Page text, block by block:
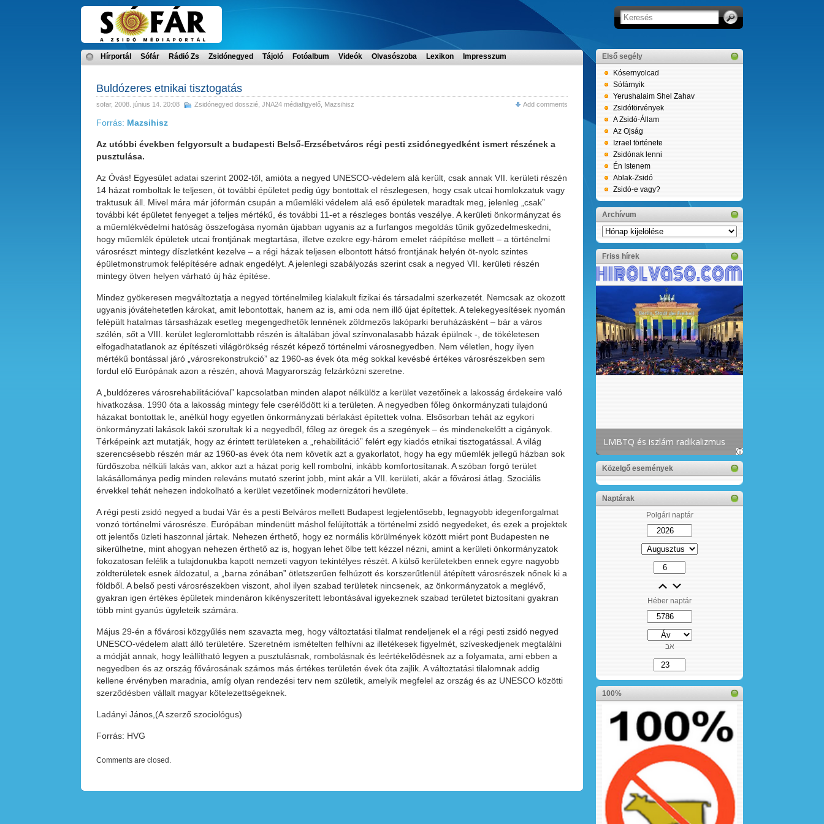
Hírportál Sófár Rádió Zs Zsidónegyed Tájoló Fotóalbum Videók Olvasószoba Lexikon Impresszum
Buldózeres etnikai tisztogatás
sofar, 2008. június 14. 20:08 Zsidónegyed dosszié JNA24 médiafigyelő Mazsihisz Add comments
Forrás: Mazsihisz
Az utóbbi években felgyorsult a budapesti Belső-Erzsébetváros régi pesti zsidónegyedként ismert részének a
pusztulása.
Az Óvás! Egyesület adatai szerint 2002-től, amióta a negyed UNESCO-védelem alá került, csak annak VII. kerületi részén
14 házat romboltak le teljesen, öt további épületet pedig úgy bontottak el részlegesen, hogy csak utcai homlokzatuk vagy
traktusuk áll. Mivel mára már jóformán csupán a műemléki védelem alá eső épületek maradtak meg, jelenleg „csak”
további két épületet fenyeget a teljes mértékű, és további 11-et a részleges bontás veszélye. A kerületi önkormányzat és
a műemlékvédelmi hatóság összefogása nyomán újabban ugyanis az a furfangos megoldás tűnik győzedelmeskedni,
hogy műemlék épületek utcai frontjának megtartása, illetve ezekre egy-három emelet ráépítése mellett – a történelmi
városrészt mintegy díszletként kezelve – a régi házak teljesen elbontott hátsó frontjának helyén öt-nyolc szintes
épületmonstrumok felépítésére adnak engedélyt. A jelenlegi szabályozás szerint csak a negyed VII. kerületi részén
mintegy ötven helyen várható új ház építése.
Mindez gyökeresen megváltoztatja a negyed történelmileg kialakult fizikai és társadalmi szerkezetét. Nemcsak az okozott
ugyanis jóvátehetetlen károkat, amit lebontottak, hanem az is, ami oda nem illő újat építettek. A telekegyesítések nyomán
felépült hatalmas társasházak esetleg megengedhetők lennének zöldmezős lakóparki beruházásként – bár a város
szélén, sőt a VIII. kerület legleromlottabb részén is általában jóval színvonalasabb házak épülnek -, de tökéletesen
elfogadhatatlanok az építészeti világörökség részét képező történelmi városnegyedben. Nem véletlen, hogy ilyen
mértékű bontással járó „városrekonstrukció” az 1960-as évek óta még sokkal kevésbé értékes városrészekben sem
fordul elő Európának azon a részén, ahová Magyarország felzárkózni szeretne.
A „buldózeres városrehabilitációval” kapcsolatban minden alapot nélkülöz a kerület vezetőinek a lakosság érdekeire való
hivatkozása. 1990 óta a lakosság mintegy fele cserélődött ki a területen. A negyedben főleg önkormányzati tulajdonú
házakat bontottak le, anélkül hogy egyetlen önkormányzati bérlakást építettek volna. Elsősorban tehát az egykori
önkormányzati lakások lakói szorultak ki a negyedből, főleg az öregek és a szegények – és mindenekelőtt a cigányok.
Térképeink azt mutatják, hogy az érintett területeken a „rehabilitáció” felért egy kiadós etnikai tisztogatással. A világ
szerencsésebb részén már az 1960-as évek óta nem követik azt a gyakorlatot, hogy ha egy műemlék jellegű házban sok
fürdőszoba nélküli lakás van, akkor azt a házat porig kell rombolni, inkább komfortosítanak. A szóban forgó terület
lakásállománya pedig minden releváns mutató szerint jobb, mint akár a VII. kerületi, akár a fővárosi átlag. Szociális
érvekkel tehát nehezen indokolható a kerület vezetőinek modernizátori hevülete.
A régi pesti zsidó negyed a budai Vár és a pesti Belváros mellett Budapest legjelentősebb, legnagyobb idegenforgalmat
vonzó történelmi városrésze. Európában mindenütt máshol felújították a történelmi zsidó negyedeket, és ezek a projektek
ott jelentős üzleti haszonnal jártak. Nehezen érthető, hogy ez normális körülmények között miért pont Budapesten ne
sikerülhetne, mint ahogyan nehezen érthető az is, hogyan lehet ölbe tett kézzel nézni, amint a kerületi önkormányzatok
fokozatosan felélik a tulajdonukba kapott nemzeti vagyon tekintélyes részét. A külső kerületekben ennek egyre nagyobb
zöldterületek esnek áldozatul, a „barna zónában” ötletszerűen felhúzott és korszerűtlenül átépített városrészek nőnek ki a
földből. A belső pesti városrészekben viszont, ahol ilyen szabad területek nincsenek, az önkormányzatok a meglévő,
gyakran igen értékes épületek mindenáron kikényszerített lebontásával igyekeznek szabad területet biztosítani gyakran
több mint gyanús ügyleteik számára.
Május 29-én a fővárosi közgyűlés nem szavazta meg, hogy változtatási tilalmat rendeljenek el a régi pesti zsidó negyed
UNESCO-védelem alatt álló területére. Szeretném ismételten felhívni az illetékesek figyelmét, szíveskedjenek megtalálni
a módját annak, hogy leállítható legyen a pusztulásnak, rombolásnak és leértékelődésnek az a folyamata, ami ebben a
negyedben és az ország fővárosának számos más értékes területén évek óta zajlik. A változtatási tilalomnak addig
kellene érvényben maradnia, amíg olyan rendezési terv nem születik, amelyik megfelel az ország és az UNESCO közötti
szerződésben vállalt magyar kötelezettségeknek.
Ladányi János,(A szerző szociológus)
Forrás: HVG
Comments are closed.
Első segély
Kósernyolcad
Sófárnyik
Yerushalaim Shel Zahav
Zsidótörvények
A Zsidó-Állam
Az Ojság
Izrael története
Zsidónak lenni
Én Istenem
Ablak-Zsidó
Zsidó-e vagy?
Archívum
Archívum
Friss hírek
Közelgő események
Naptárak
Polgári naptár
Héber naptár
אב
100%